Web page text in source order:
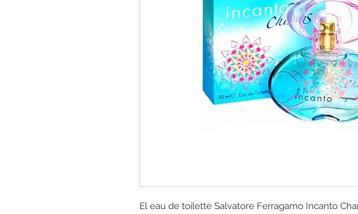
El eau de toilette Salvatore Ferragamo Incanto